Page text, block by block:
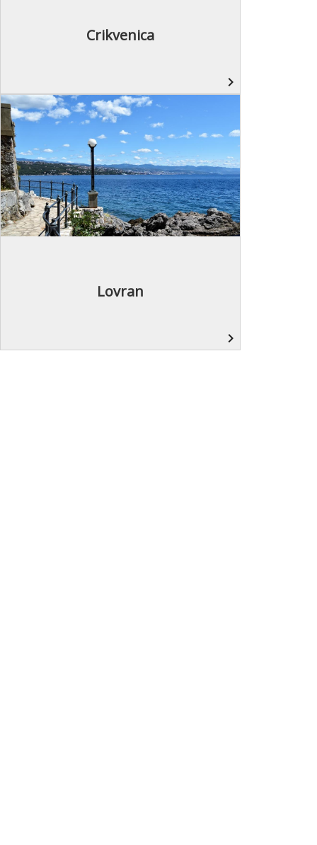
Crikvenica
navigate_next
Lovran
navigate_next